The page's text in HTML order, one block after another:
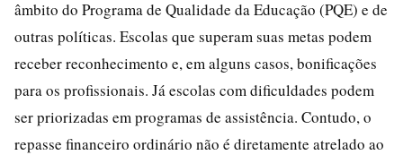
âmbito do Programa de Qualidade da Educação (PQE) e de
outras políticas. Escolas que superam suas metas podem
receber reconhecimento e, em alguns casos, bonificações
para os profissionais. Já escolas com dificuldades podem
ser priorizadas em programas de assistência. Contudo, o
repasse financeiro ordinário não é diretamente atrelado ao